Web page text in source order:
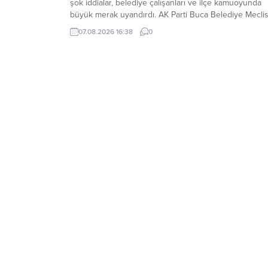
şok iddialar, belediye çalışanları ve ilçe kamuoyunda
büyük merak uyandırdı. AK Parti Buca Belediye Meclis
Üyesi Hüseyin Oygur, mecliste söz alarak belediye
personelinin maaşlarından kesilen icra paralarının ilgili
07.08.2026 16:38 0